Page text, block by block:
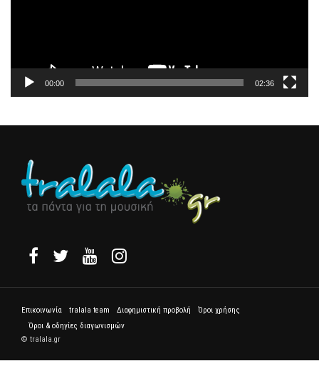
00:00 02:36
Επικοινωνία tralala team Διαφημιστική προβολή
Όροι χρήσης
Όροι & οδηγίες διαγωνισμών
© tralala.gr